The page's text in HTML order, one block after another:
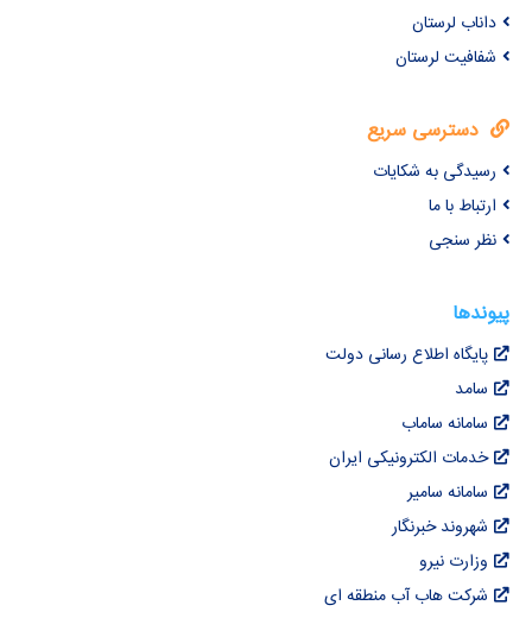
داناب لرستان
شفافیت لرستان
دسترسی سریع
رسیدگی به شکایات
ارتباط با ما
نظر سنجی
پیوندها
پایگاه اطلاع رسانی دولت
سامد
سامانه ساماب
خدمات الکترونیکی ایران
سامانه سامیر
شهروند خبرنگار
وزارت نیرو
شرکت هاب آب منطقه ای